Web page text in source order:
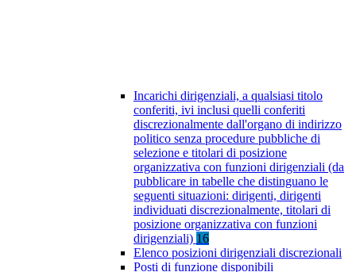
Incarichi dirigenziali, a qualsiasi titolo
conferiti, ivi inclusi quelli conferiti
discrezionalmente dall'organo di indirizzo
politico senza procedure pubbliche di
selezione e titolari di posizione
organizzativa con funzioni dirigenziali (da
pubblicare in tabelle che distinguano le
seguenti situazioni: dirigenti, dirigenti
individuati discrezionalmente, titolari di
posizione organizzativa con funzioni
dirigenziali) 16
Elenco posizioni dirigenziali discrezionali
Posti di funzione disponibili